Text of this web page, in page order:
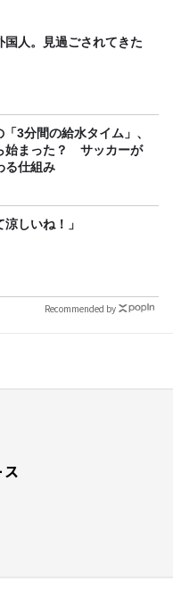
国人。見過ごされてきた
3分間の給水タイム」、
始まった？ サッカーが
る仕組み
しいね！」
Recommended by